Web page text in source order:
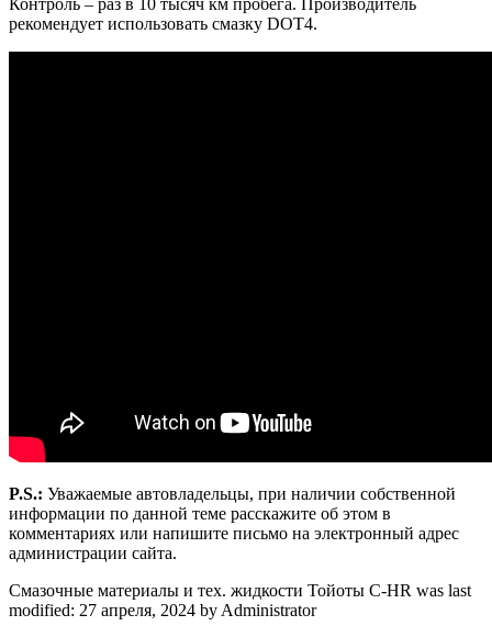
Контроль – раз в 10 тысяч км пробега. Производитель
рекомендует использовать смазку DOT4.
P.S.: Уважаемые автовладельцы, при наличии собственной
информации по данной теме расскажите об этом в
комментариях или напишите письмо на электронный адрес
администрации сайта.
Смазочные материалы и тех. жидкости Тойоты C-HR was last
modified: 27 апреля, 2024 by Administrator